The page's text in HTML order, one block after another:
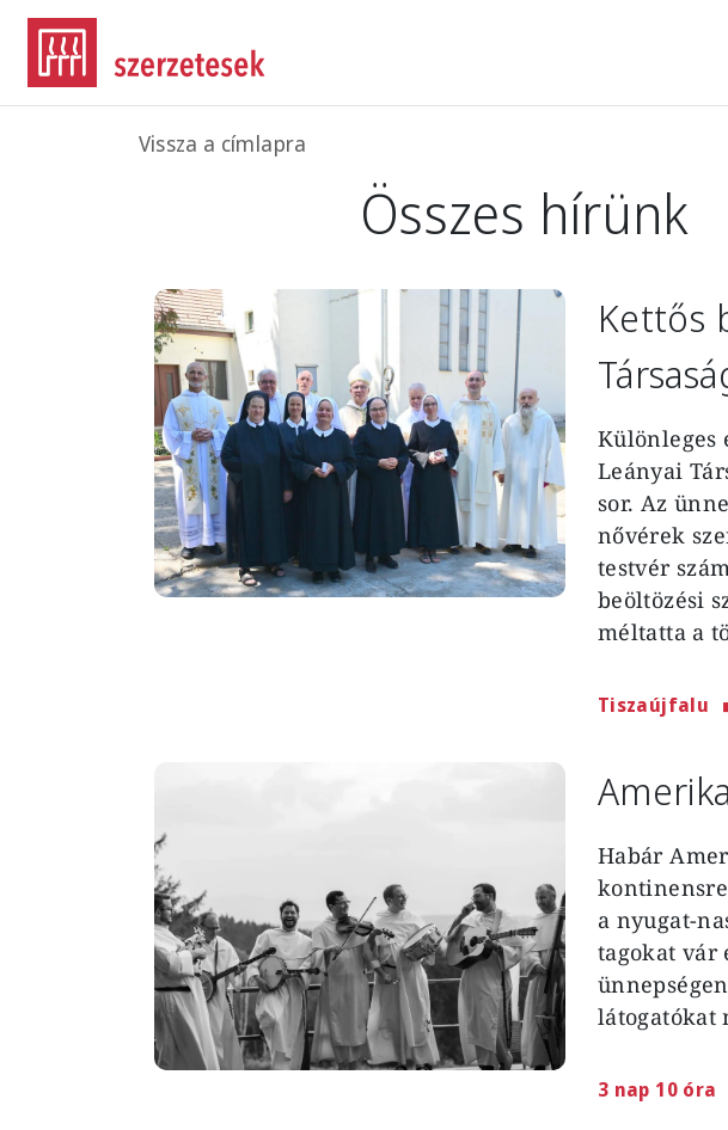
Ugrás a tartalomra
Morzsa
Vissza a címlapra
Összes hírünk
Image
Kettős
Különleges
Leányai
sor. Az
nővérek
testvér
beöltözési
méltatta a
Tiszaújfalu
Habár
a nyugat-
tagokat vár
látogatókat
3 nap 10 óra